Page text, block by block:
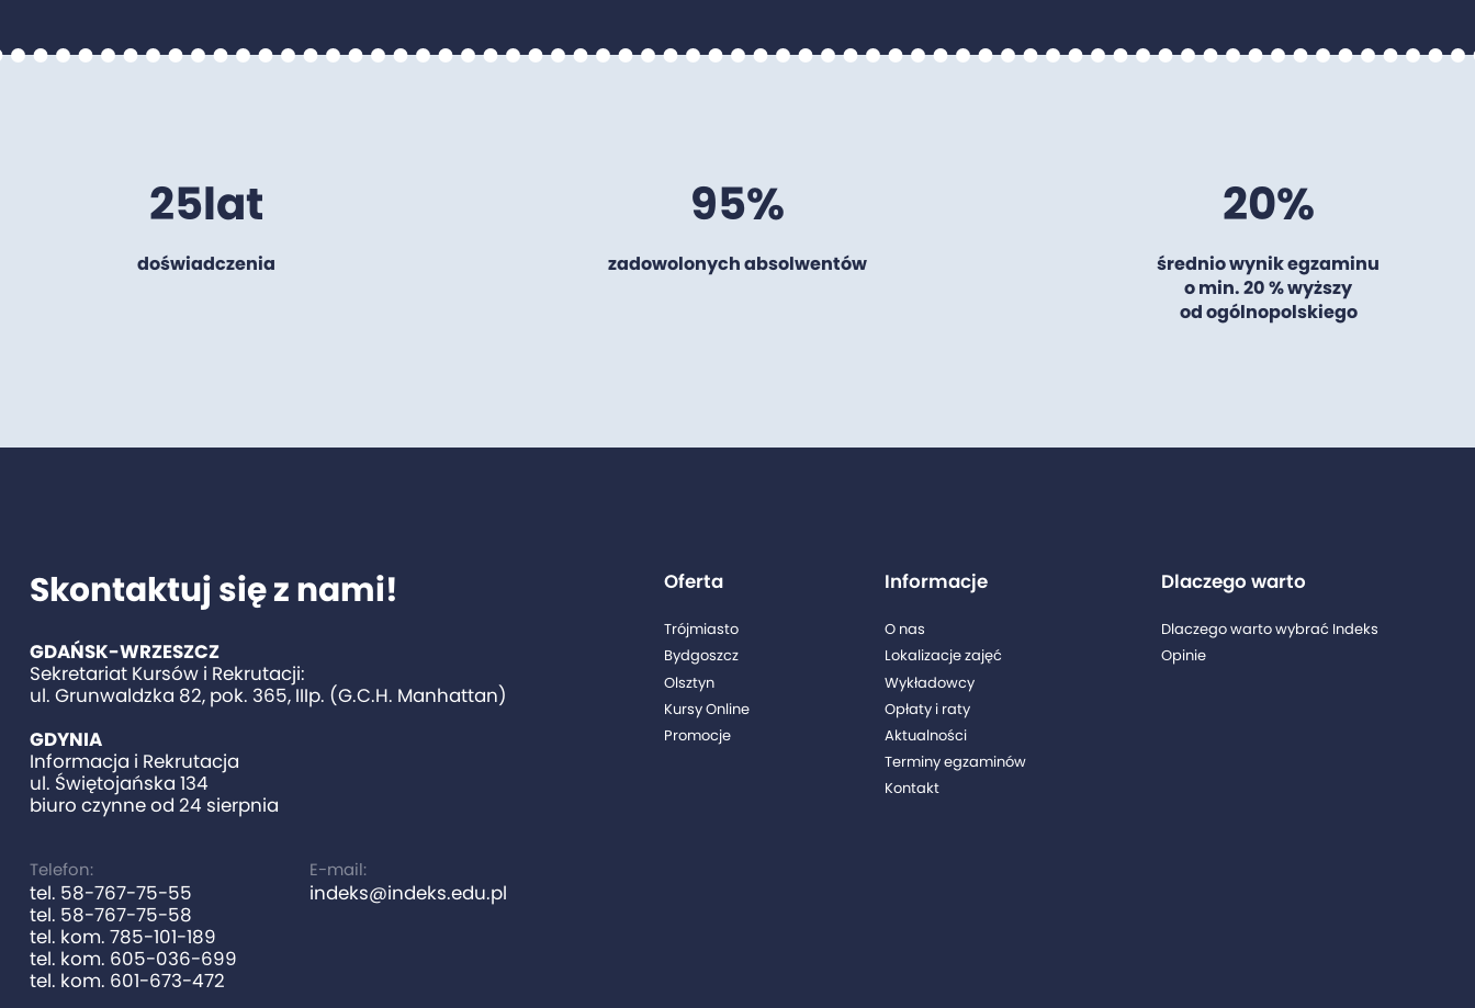
25lat
doświadczenia
95%
zadowolonych absolwentów
20%
średnio wynik egzaminu
o min. 20 % wyższy
od ogólnopolskiego
Skontaktuj się z nami!
GDAŃSK-WRZESZCZ
Sekretariat Kursów i Rekrutacji:
ul. Grunwaldzka 82, pok. 365, IIIp. (G.C.H. Manhattan)
GDYNIA
Informacja i Rekrutacja
ul. Świętojańska 134
biuro czynne od 24 sierpnia
Telefon:
tel. 58-767-75-55
tel. 58-767-75-58
tel. kom. 785-101-189
tel. kom. 605-036-699
tel. kom. 601-673-472
E-mail:
indeks@indeks.edu.pl
Oferta
Trójmiasto
Bydgoszcz
Olsztyn
Kursy Online
Promocje
Informacje
O nas
Lokalizacje zajęć
Wykładowcy
Opłaty i raty
Aktualności
Terminy egzaminów
Kontakt
Dlaczego warto
Dlaczego warto wybrać Indeks
Opinie